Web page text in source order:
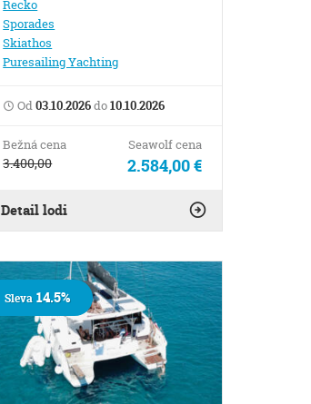
Řecko
Sporades
Skiathos
Puresailing Yachting
Od03.10.2026do10.10.2026
Bežná cena
3.400,00
Seawolf cena
2.584,00 €
Detail lodi
Sleva 14.5%